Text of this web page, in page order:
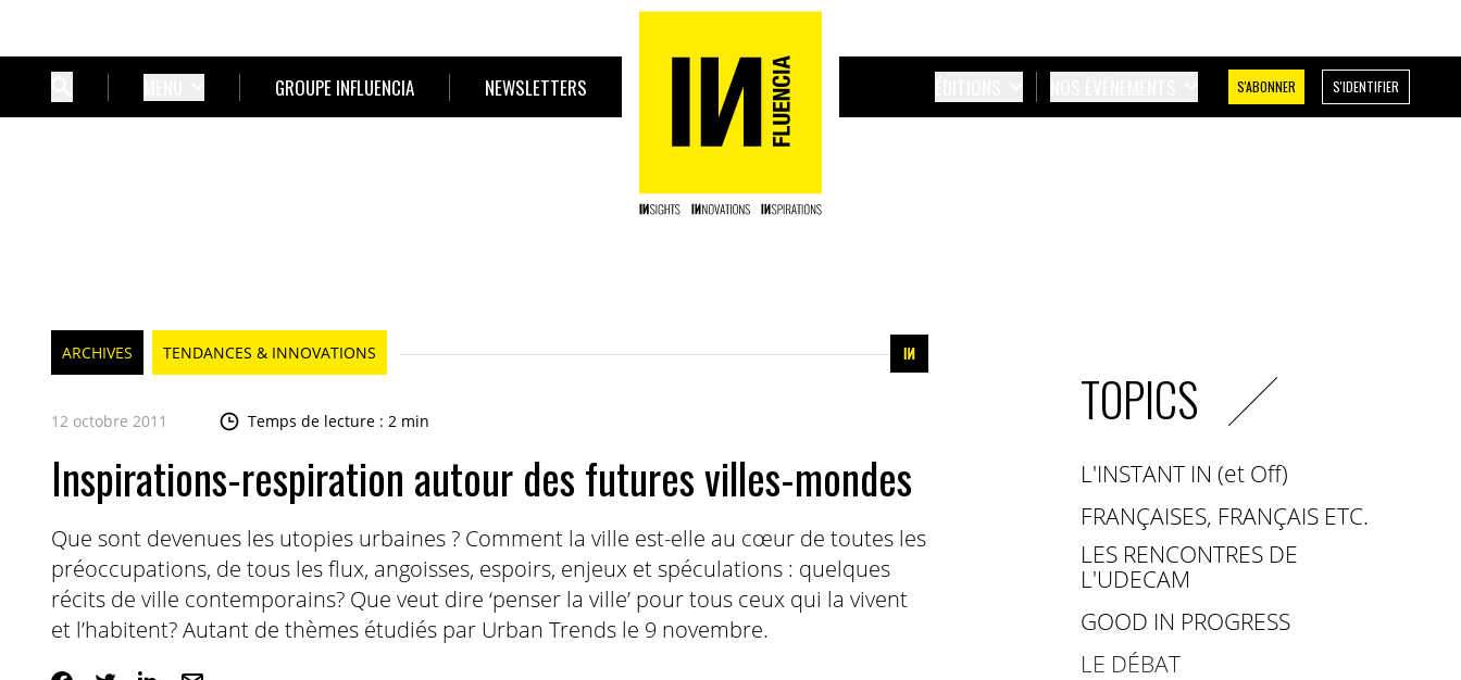
GROUPE INFLUENCIA NEWSLETTERS S'ABONNER S'IDENTIFIER
ARCHIVES TENDANCES & INNOVATIONS
12 octobre 2011 Temps de lecture : 2 min
Inspirations-respiration autour des futures villes-mondes
Que sont devenues les utopies urbaines ? Comment la ville est-elle au cœur de toutes les
préoccupations, de tous les flux, angoisses, espoirs, enjeux et spéculations : quelques
récits de ville contemporains? Que veut dire ‘penser la ville’ pour tous ceux qui la vivent
et l’habitent? Autant de thèmes étudiés par Urban Trends le 9 novembre.
TOPICS
L'INSTANT IN (et Off)
FRANÇAISES, FRANÇAIS ETC.
LES RENCONTRES DE
L'UDECAM
GOOD IN PROGRESS
LE DÉBAT